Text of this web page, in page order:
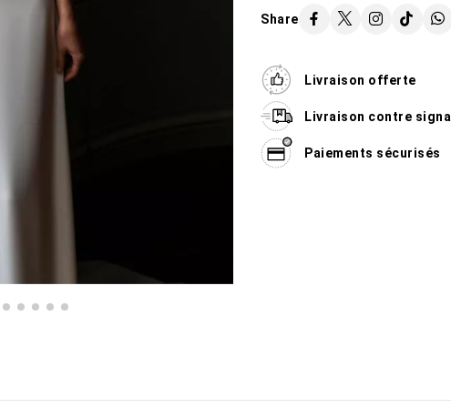
Share
Livraison offerte
Livraison contre
Paiements sécurisés